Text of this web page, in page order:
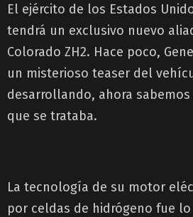
El ejército de los Estados
tendrá un exclusivo nuevo
Colorado ZH2. Hace poco,
un misterioso teaser del
desarrollando, ahora
que se trataba.
La tecnología de su motor
por celdas de hidrógeno fue